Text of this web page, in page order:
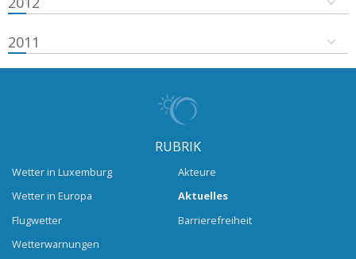
2011
RUBRIK
Wetter in Luxemburg
Wetter in Europa
Flugwetter
Wetterwarnungen
Akteure
Aktuelles
Barrierefreiheit